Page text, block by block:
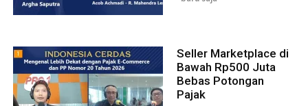
Seller Marketplace di
Bawah Rp500 Juta
Bebas Potongan
Pajak